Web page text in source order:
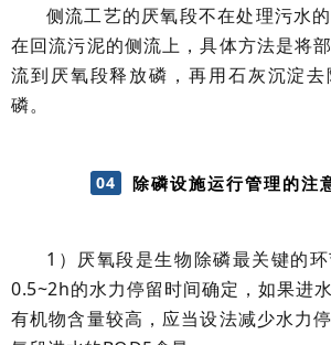
侧流工艺的厌氧段不在处理污水
在回流污泥的侧流上，具体方法是将
流到厌氧段释放磷，再用石灰沉淀
磷。
04 除磷设施运行管理的注
1 ）厌氧段是生物除磷最关键的
0.5~2h的水力停留时间确定，如果进
有机物含量较高，应当设法减少水力